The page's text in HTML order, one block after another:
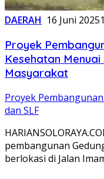
DAERAH 16 Juni 2025
Proyek
Kesehatan
Masyarakat
Proyek
dan SLF
pembangunan
berlokasi di Jalan